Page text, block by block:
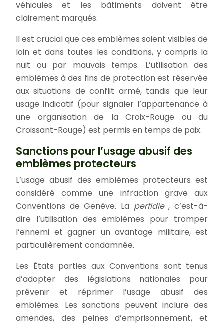
véhicules et les bâtiments doivent être
clairement marqués.
Il est crucial que ces emblèmes soient visibles de
loin et dans toutes les conditions, y compris la
nuit ou par mauvais temps. L’utilisation des
emblèmes à des fins de protection est réservée
aux situations de conflit armé, tandis que leur
usage indicatif (pour signaler l’appartenance à
une organisation de la Croix-Rouge ou du
Croissant-Rouge) est permis en temps de paix.
Sanctions pour l’usage abusif des
emblèmes protecteurs
L’usage abusif des emblèmes protecteurs est
considéré comme une infraction grave aux
Conventions de Genève. La perfidie, c’est-à-
dire l’utilisation des emblèmes pour tromper
l’ennemi et gagner un avantage militaire, est
particulièrement condamnée.
Les États parties aux Conventions sont tenus
d’adopter des législations nationales pour
prévenir et réprimer l’usage abusif des
emblèmes. Les sanctions peuvent inclure des
amendes, des peines d’emprisonnement, et